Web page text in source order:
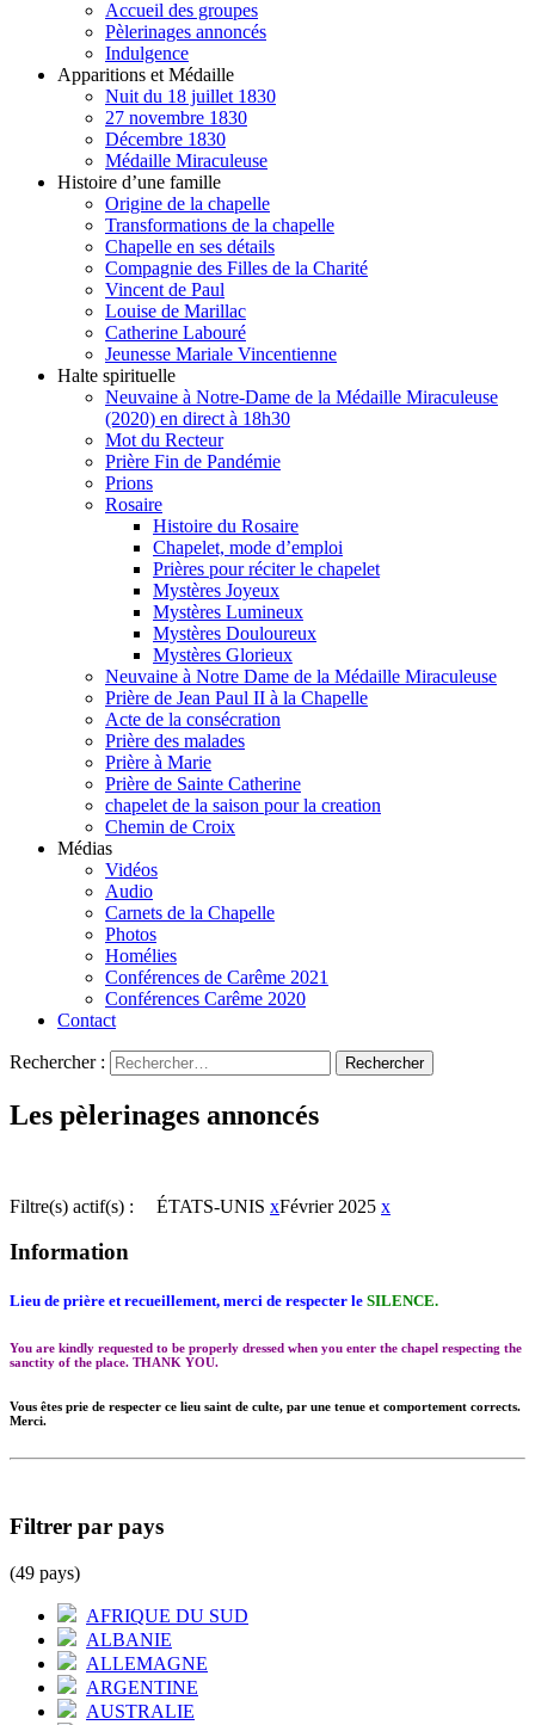
Accueil des groupes
Pèlerinages annoncés
Indulgence
Apparitions et Médaille
Nuit du 18 juillet 1830
27 novembre 1830
Décembre 1830
Médaille Miraculeuse
Histoire d’une famille
Origine de la chapelle
Transformations de la chapelle
Chapelle en ses détails
Compagnie des Filles de la Charité
Vincent de Paul
Louise de Marillac
Catherine Labouré
Jeunesse Mariale Vincentienne
Halte spirituelle
Neuvaine à Notre-Dame de la Médaille Miraculeuse
(2020) en direct à 18h30
Mot du Recteur
Prière Fin de Pandémie
Prions
Rosaire
Histoire du Rosaire
Chapelet, mode d’emploi
Prières pour réciter le chapelet
Mystères Joyeux
Mystères Lumineux
Mystères Douloureux
Mystères Glorieux
Neuvaine à Notre Dame de la Médaille Miraculeuse
Prière de Jean Paul II à la Chapelle
Acte de la consécration
Prière des malades
Prière à Marie
Prière de Sainte Catherine
chapelet de la saison pour la creation
Chemin de Croix
Médias
Vidéos
Audio
Carnets de la Chapelle
Photos
Homélies
Conférences de Carême 2021
Conférences Carême 2020
Contact
Rechercher :
Les pèlerinages annoncés
Filtre(s) actif(s) : ÉTATS-UNIS xFévrier 2025 x
Information
Lieu de prière et recueillement, merci de respecter le SILENCE.
You are kindly requested to be properly dressed when you enter the chapel respecting the
sanctity of the place. THANK YOU.
Vous êtes prie de respecter ce lieu saint de culte, par une tenue et comportement corrects.
Merci.
Filtrer par pays
(49 pays)
AFRIQUE DU SUD
ALBANIE
ALLEMAGNE
ARGENTINE
AUSTRALIE